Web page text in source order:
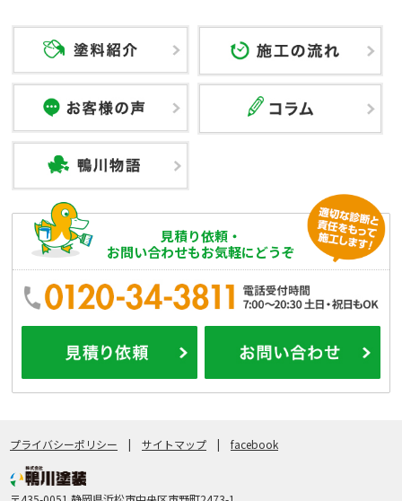
見積り依頼・
お問い合わせもお気軽にどうぞ
プライバシーポリシー | サイトマップ | facebook